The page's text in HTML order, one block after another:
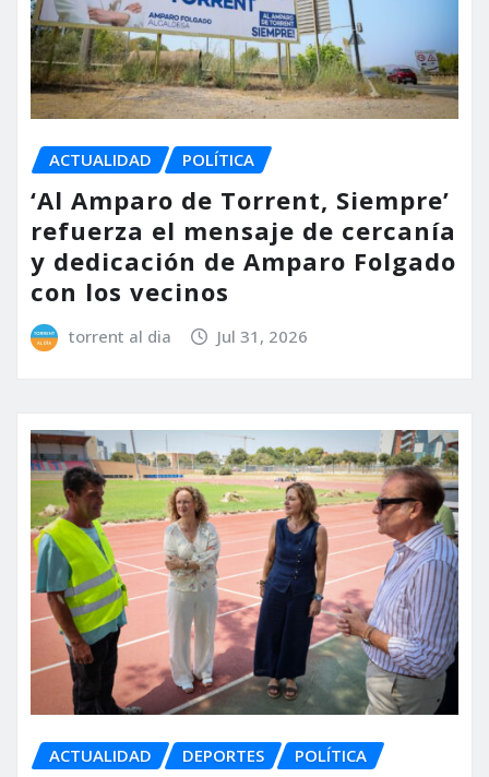
ACTUALIDAD POLÍTICA
‘Al Amparo de Torrent, Siempre’
refuerza el mensaje de cercanía
y dedicación de Amparo Folgado
con los vecinos
torrent al dia Jul 31, 2026
ACTUALIDAD DEPORTES POLÍTICA